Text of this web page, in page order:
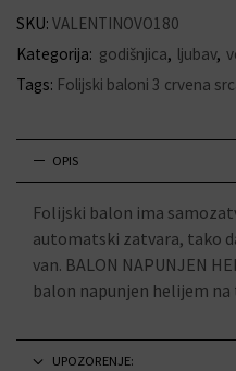
SKU: VALENTINOVO180
Kategorija: godišnjica, ljubav,
Tags: Folijski baloni 3 crvena
OPIS
Folijski balon ima
automatski zatvara, tako
van. BALON NAPUNJEN
balon napunjen helijem
UPOZORENJE: